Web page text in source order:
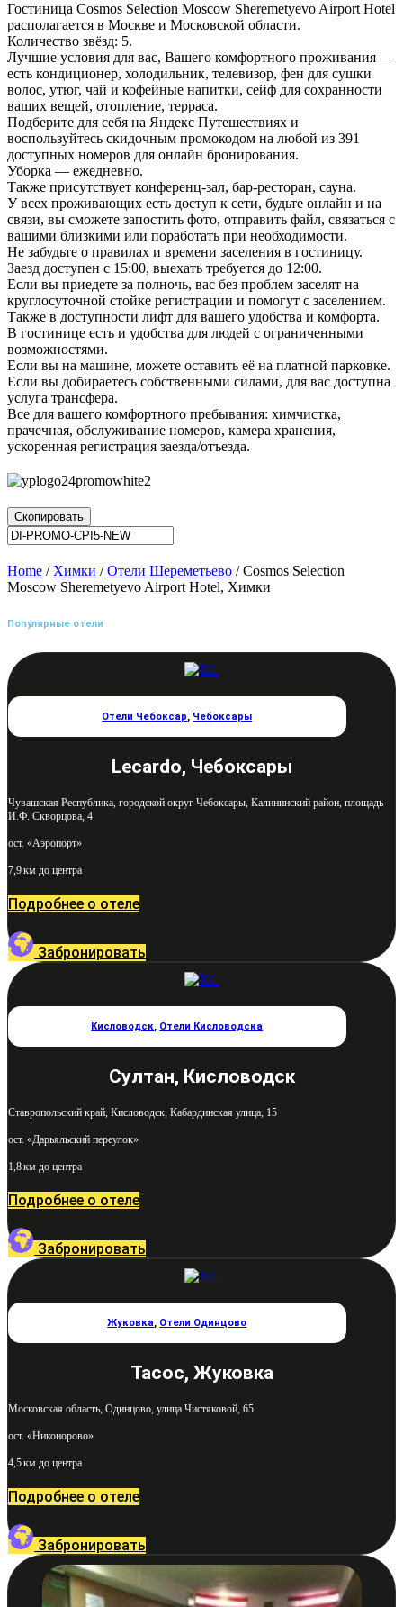
Гостиница Cosmos Selection Moscow Sheremetyevo Airport Hotel
располагается в Москве и Московской области.
Количество звёзд: 5.
Лучшие условия для вас, Вашего комфортного проживания —
есть кондиционер, холодильник, телевизор, фен для сушки
волос, утюг, чай и кофейные напитки, сейф для сохранности
ваших вещей, отопление, терраса.
Подберите для себя на Яндекс Путешествиях и
воспользуйтесь скидочным промокодом на любой из 391
доступных номеров для онлайн бронирования.
Уборка — ежедневно.
Также присутствует конференц-зал, бар-ресторан, сауна.
У всех проживающих есть доступ к сети, будьте онлайн и на
связи, вы сможете запостить фото, отправить файл, связаться с
вашими близкими или поработать при необходимости.
Не забудьте о правилах и времени заселения в гостиницу.
Заезд доступен с 15:00, выехать требуется до 12:00.
Если вы приедете за полночь, вас без проблем заселят на
круглосуточной стойке регистрации и помогут с заселением.
Также в доступности лифт для вашего удобства и комфорта.
В гостинице есть и удобства для людей с ограниченными
возможностями.
Если вы на машине, можете оставить её на платной парковке.
Если вы добираетесь собственными силами, для вас доступна
услуга трансфера.
Все для вашего комфортного пребывания: химчистка,
прачечная, обслуживание номеров, камера хранения,
ускоренная регистрация заезда/отъезда.
Скопировать
Home / Химки /Отели Шереметьево / Cosmos Selection
Moscow Sheremetyevo Airport Hotel, Химки
Популярные отели
Отели Чебоксар, Чебоксары
Lecardo, Чебоксары
Чувашская Республика, городской округ Чебоксары, Калининский район, площадь
И.Ф. Скворцова, 4
ост. «Аэропорт»
7,9 км до центра
Подробнее о отеле
Забронировать
Кисловодск, Отели Кисловодска
Султан, Кисловодск
Ставропольский край, Кисловодск, Кабардинская улица, 15
ост. «Дарьяльский переулок»
1,8 км до центра
Подробнее о отеле
Забронировать
Жуковка, Отели Одинцово
Тасос, Жуковка
Московская область, Одинцово, улица Чистяковой, 65
ост. «Никонорово»
4,5 км до центра
Подробнее о отеле
Забронировать